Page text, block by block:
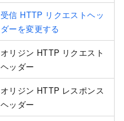
受信 HTTP リクエストヘッ
ダーを変更する
オリジン HTTP リクエスト
ヘッダー
オリジン HTTP レスポンス
ヘッダー